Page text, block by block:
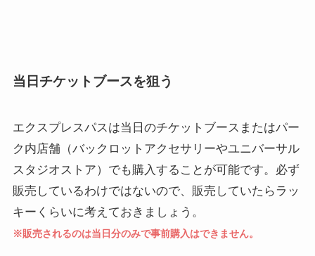
当日チケットブースを狙う
エクスプレスパスは当日のチケットブースまたはパー
ク内店舗（バックロットアクセサリーやユニバーサル
スタジオストア）でも購入することが可能です。必ず
販売しているわけではないので、販売していたらラッ
キーくらいに考えておきましょう。
※販売されるのは当日分のみで事前購入はできません。